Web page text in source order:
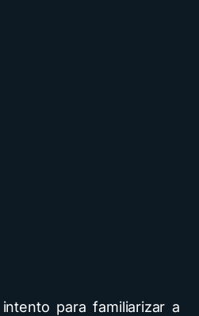
para familiarizar a